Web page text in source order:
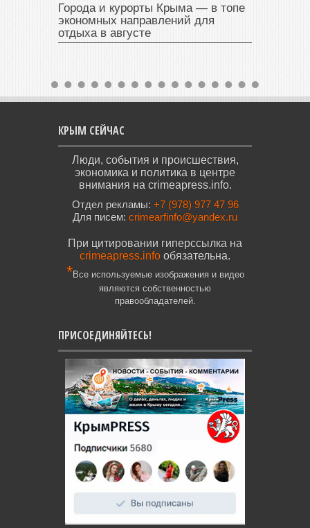
Города и курорты Крыма — в топе
экономных направлений для
отдыха в августе
КРЫМ СЕЙЧАС
Люди, события и происшествия,
экономика и политика в центре
внимания на crimeapress.info.
Отдел рекламы: +7 (978) 977 47 96
Для писем: crimearfinfo@yandex.ru
При цитировании гиперссылка на
crimeapress.info обязательна.
*Все используемые изображения и видео
являются собственностью
правообладателей.
ПРИСОЕДИНЯЙТЕСЬ!